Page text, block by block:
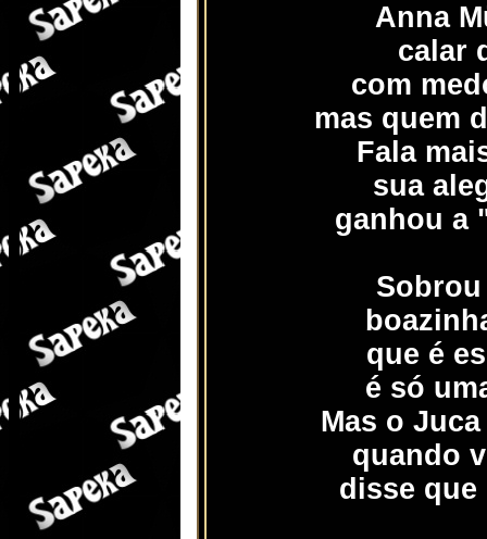
Anna
calar
com
mas quem
Fala
sua
ganhou a
Sobrou
que é
é só
Mas o
quando
disse que